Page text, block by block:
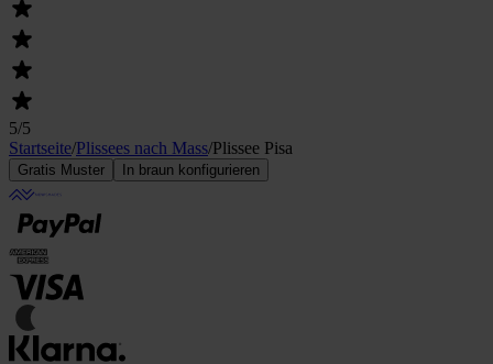
5/5
Startseite/Plissees nach Mass/Plissee Pisa
Gratis Muster In braun konfigurieren